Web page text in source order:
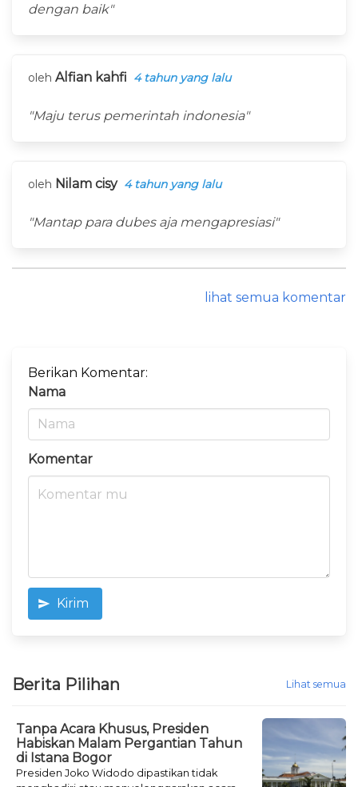
dengan baik"
oleh Alfian kahfi 4 tahun yang lalu
"Maju terus pemerintah indonesia"
oleh Nilam cisy 4 tahun yang lalu
"Mantap para dubes aja mengapresiasi"
lihat semua komentar
Berikan Komentar:
Nama
Komentar
Kirim
Berita Pilihan Lihat semua
Tanpa Acara Khusus, Presiden
Habiskan Malam Pergantian Tahun
di Istana Bogor
Presiden Joko Widodo dipastikan tidak